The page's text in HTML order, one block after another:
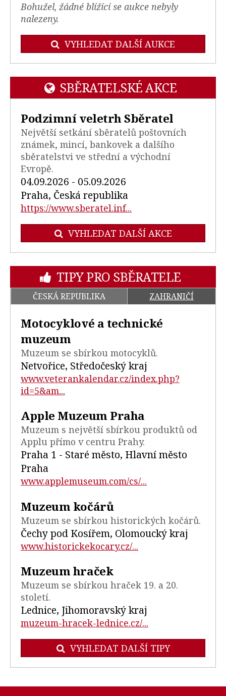
Bohužel, žádné blížící se aukce nebyly
nalezeny.
VYHLEDAT DALŠÍ AUKCE
SBĚRATELSKÉ AKCE
Podzimní veletrh Sběratel
Největší setkání sběratelů poštovních
známek, mincí, bankovek a dalšího
sběratelstvi ve střední a východní
Evropě.
04.09.2026 - 05.09.2026
Praha, Česká republika
https://www.sberatel.inf...
VYHLEDAT DALŠÍ AKCE
TIPY PRO SBĚRATELE
ČESKÁ REPUBLIKA ZAHRANIČÍ
Motocyklové a technické
muzeum
Muzeum se sbírkou motocyklů.
Netvořice, Středočeský kraj
www.veterankalendar.cz/index.php?
id=5&am...
Apple Muzeum Praha
Muzeum s největší sbírkou produktů od
Applu přímo v centru Prahy.
Praha 1 - Staré město, Hlavní město
Praha
www.applemuseum.com/cs/...
Muzeum kočárů
Muzeum se sbírkou historických kočárů.
Čechy pod Kosířem, Olomoucký kraj
www.historickekocary.cz/...
Muzeum hraček
Muzeum se sbírkou hraček 19. a 20.
století.
Lednice, Jihomoravský kraj
muzeum-hracek-lednice.cz/...
VYHLEDAT DALŠÍ TIPY